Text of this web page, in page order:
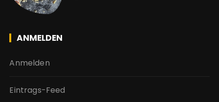
ANMELDEN
Anmelden
Eintrags-Feed